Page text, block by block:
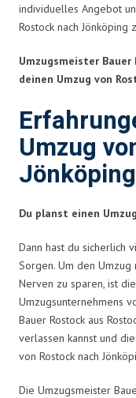
individuelles Angebot
Rostock nach
Umzugsmeister
deinen Umzug von
Umzug
Jönköping
Du planst einen
Dann hast du sicherlich
Sorgen. Um den
Nerven zu sparen, ist
Umzugsunternehmens
Bauer Rostock aus
verlassen kannst und
von Rostock nach
Die Umzugsmeister